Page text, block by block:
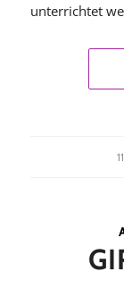
unterrichtet